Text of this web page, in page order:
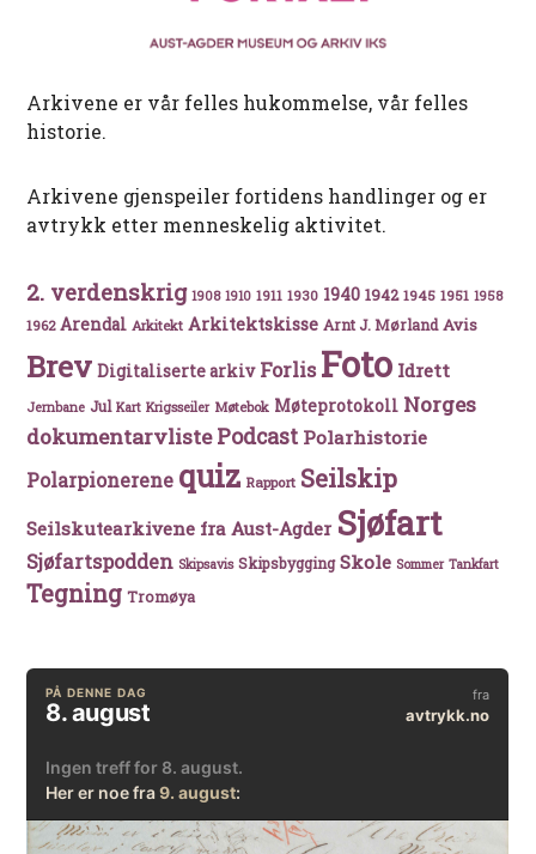
Arkivene er vår felles hukommelse, vår felles
historie.
Arkivene gjenspeiler fortidens handlinger og er
avtrykk etter menneskelig aktivitet.
2. verdenskrig 1908 1910 1911 1930 1940 1942 1945 1951 1958
1962 Arendal Arkitekt Arkitektskisse Arnt J. Mørland Avis
Brev Digitaliserte arkiv Forlis Foto Idrett
Jernbane Jul Kart Krigsseiler Møtebok Møteprotokoll Norges
dokumentarvlistePodcast Polarhistorie
Polarpionerene quiz Rapport Seilskip
Seilskutearkivene fra Aust-Agder Sjøfart
Sjøfartspodden Skipsavis Skipsbygging Skole Sommer Tankfart
Tegning Tromøya